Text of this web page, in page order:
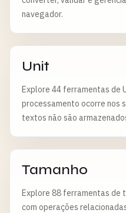
navegador.
Unit
Explore 44 ferramentas de
processamento ocorre nos
textos não são
Tamanho
Explore 88 ferramentas de
com operações